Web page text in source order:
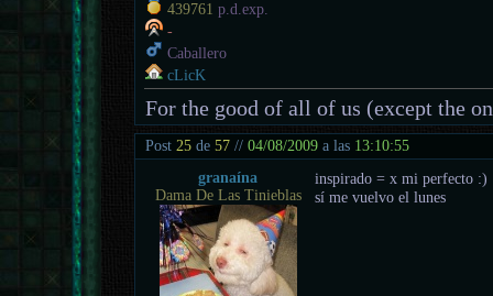
439761 p.d.exp.
-
Caballero
cLicK
For the good of all of us (except the
Post 25 de57 //04/08/2009 a las 13:10:55
granaína
Dama De Las Tinieblas
inspirado = x mi perfecto :)
sí me vuelvo el lunes